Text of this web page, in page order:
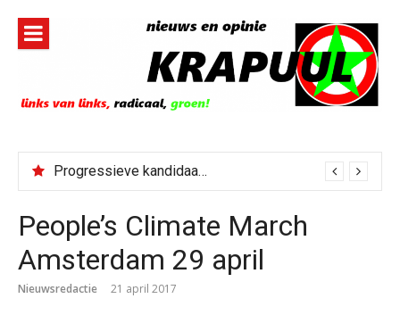
inhoud
Progressieve kandidaat El-Sayed senaatskandidaat Michigan
People’s Climate March
Amsterdam 29 april
Nieuwsredactie 21 april 2017